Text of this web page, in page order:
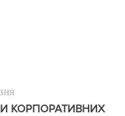
КОРПОРАТИВНИХ